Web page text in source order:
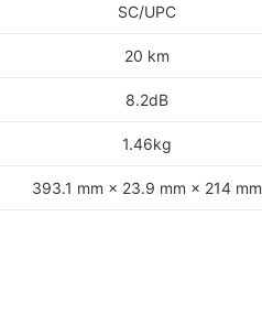
SC/UPC
20 km
8.2dB
1.46kg
393.1 mm × 23.9 mm × 214 mm